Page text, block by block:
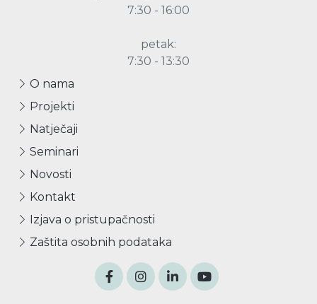
7:30 - 16:00
petak:
7:30 - 13:30
O nama
Projekti
Natječaji
Seminari
Novosti
Kontakt
Izjava o pristupačnosti
Zaštita osobnih podataka